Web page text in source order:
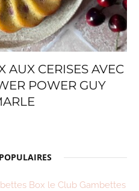
AUX CERISES AVEC
POWER GUY
Box le Club Gambettes